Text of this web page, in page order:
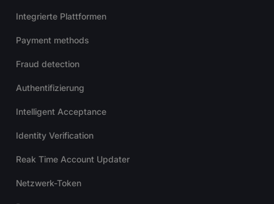
Integrierte Plattformen
Payment methods
Fraud detection
Authentifizierung
Intelligent Acceptance
Identity Verification
Reak Time Account Updater
Netzwerk-Token